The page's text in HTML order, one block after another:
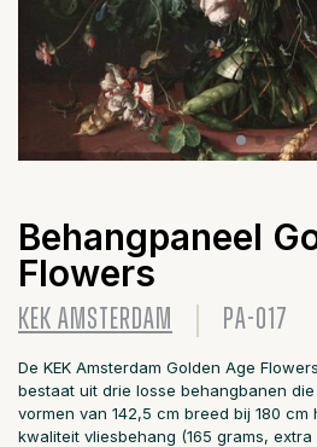
Behangpaneel
Flowers
KEK AMSTERDAM PA-017
De KEK Amsterdam Golden Age
bestaat uit drie losse behangbanen
vormen van 142,5 cm breed bij 180 cm
kwaliteit vliesbehang (165 grams, extra